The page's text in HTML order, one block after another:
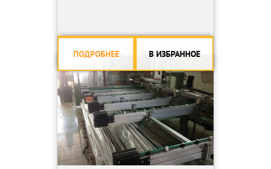
ПОДРОБНЕЕ В ИЗБРАННОЕ